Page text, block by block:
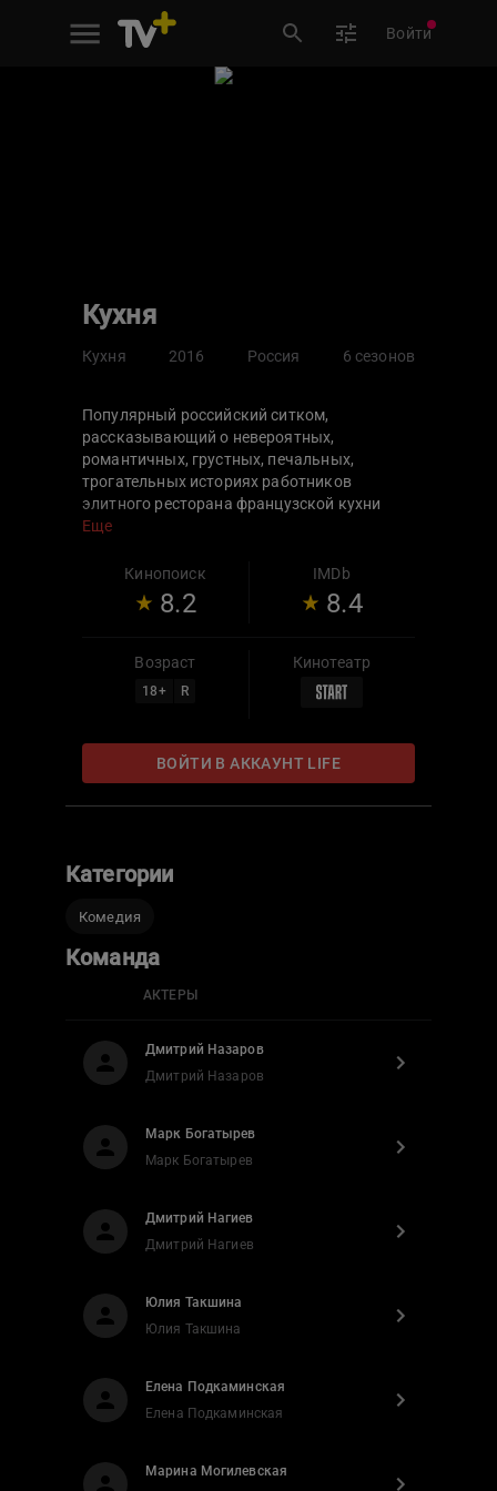
Войти
Кухня
Кухня 2016 Россия 6 сезонов
Популярный российский ситком,
рассказывающий о невероятных,
романтичных, грустных, печальных,
трогательных историях работников
элитного ресторана французской кухни
«Клод Моне». «Кухня» — первый российский
зрелищ.
Еще
Кинопоиск
8.2
IMDb
8.4
Возраст
18+ R
Кинотеатр
ВОЙТИ В АККАУНТ LIFE
Категории
Комедия
Команда
АКТЕРЫ
Дмитрий Назаров
Дмитрий Назаров
Марк Богатырев
Марк Богатырев
Дмитрий Нагиев
Дмитрий Нагиев
Юлия Такшина
Юлия Такшина
Елена Подкаминская
Елена Подкаминская
Марина Могилевская